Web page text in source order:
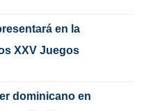
en la
XXV Juegos
dominicano en